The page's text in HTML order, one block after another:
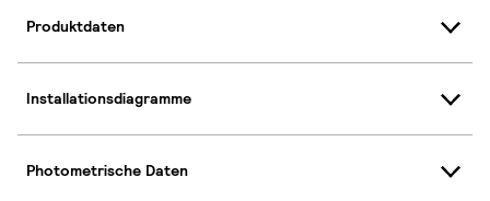
Produktdaten
Installationsdiagramme
Photometrische Daten